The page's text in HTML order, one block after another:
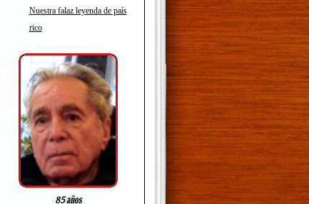
Nuestra falaz leyenda de país
rico